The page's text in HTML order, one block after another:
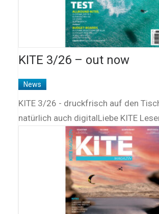
KITE 3/26 – out now
News
KITE 3/26 - druckfrisch auf den
natürlich auch digitalLiebe KITE